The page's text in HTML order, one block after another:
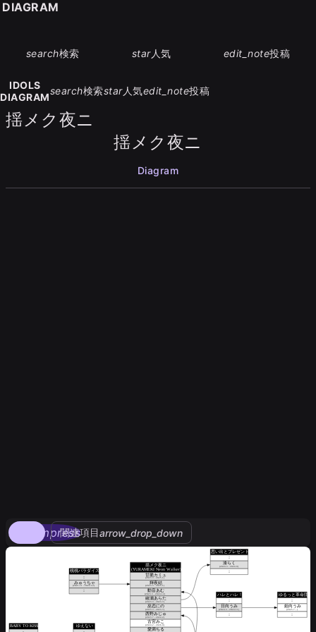
search検索 star人気 edit_note投稿
IDOLS
DIAGRAM
search検索star人気edit_note投稿
揺メク夜ニ
揺メク夜ニ
Diagram
compress
関連項目arrow_drop_down